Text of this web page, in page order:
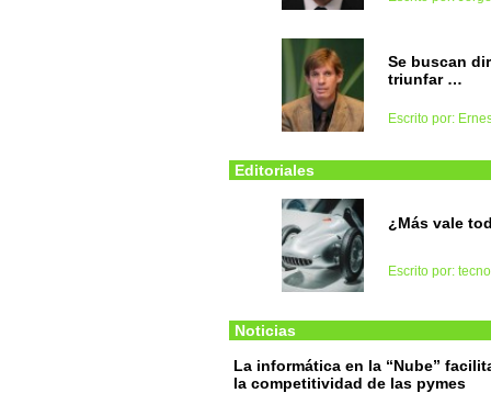
Se buscan
triunfar …
Escrito por:
Editoriales
¿Más vale
Escrito por:
Noticias
La informática en la “Nube”
la competitividad de las pymes